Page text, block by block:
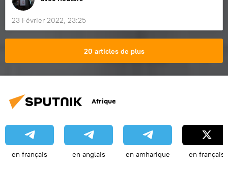
23 Février 2022, 23:25
20 articles de plus
Afrique
en français en anglais en amharique en français